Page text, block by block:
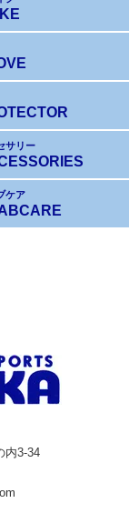
サリー
ケア
内3-34